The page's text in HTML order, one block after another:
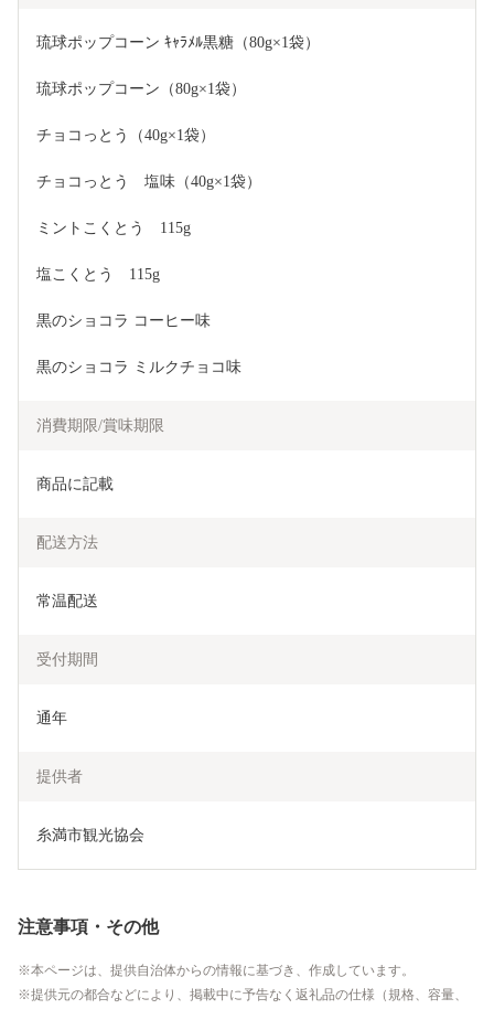
琉球ポップコーン ｷｬﾗﾒﾙ黒糖（80g×1袋）
琉球ポップコーン（80g×1袋）
チョコっとう（40g×1袋）
チョコっとう 塩味（40g×1袋）
ミントこくとう 115g
塩こくとう 115g
黒のショコラ コーヒー味
黒のショコラ ミルクチョコ味
消費期限/賞味期限
商品に記載
配送方法
常温配送
受付期間
通年
提供者
糸満市観光協会
注意事項・その他
本ページは、提供自治体からの情報に基づき、作成しています。
提供元の都合などにより、掲載中に予告なく返礼品の仕様（規格、容量、